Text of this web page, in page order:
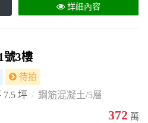
詳細內容
號3樓
待拍
7.5 坪 鋼筋混凝土/5層
372 萬